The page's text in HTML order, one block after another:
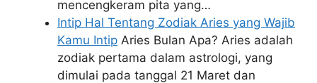
mencengkeram pita yang…
Intip Hal Tentang Zodiak Aries yang Wajib
Kamu Intip Aries Bulan Apa? Aries adalah
zodiak pertama dalam astrologi, yang
dimulai pada tanggal 21 Maret dan